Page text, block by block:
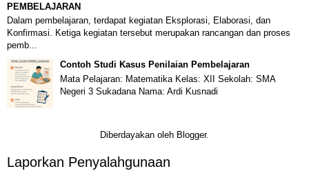
PEMBELAJARAN
Dalam pembelajaran, terdapat kegiatan Eksplorasi, Elaborasi, dan
Konfirmasi. Ketiga kegiatan tersebut merupakan rancangan dan proses
pemb...
Contoh Studi Kasus Penilaian Pembelajaran
Mata Pelajaran: Matematika Kelas: XII Sekolah: SMA
Negeri 3 Sukadana Nama: Ardi Kusnadi
Diberdayakan oleh Blogger.
Laporkan Penyalahgunaan